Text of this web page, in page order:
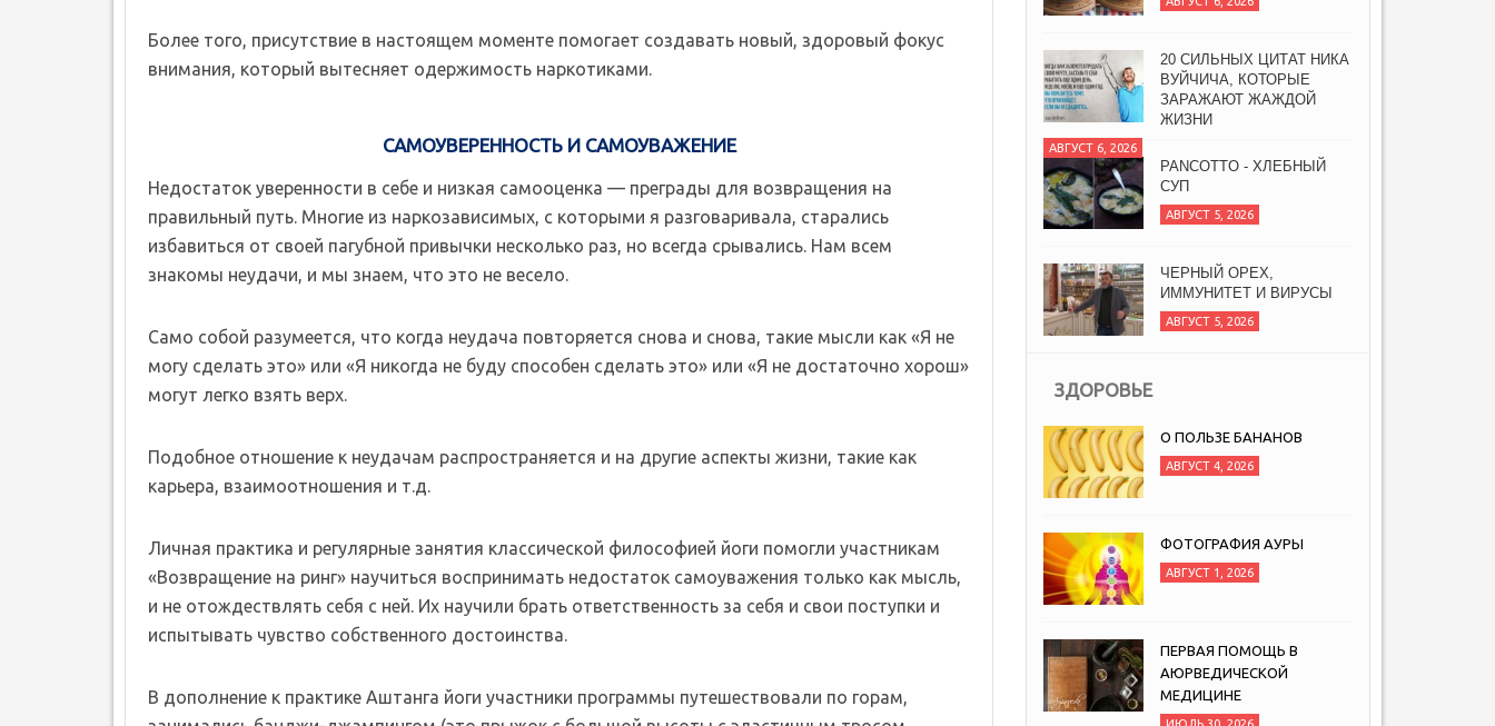
Более того, присутствие в настоящем моменте помогает создавать новый, здоровый фокус
внимания, который вытесняет одержимость наркотиками.
САМОУВЕРЕННОСТЬ И САМОУВАЖЕНИЕ
Недостаток уверенности в себе и низкая самооценка — преграды для возвращения на
правильный путь. Многие из наркозависимых, с которыми я разговаривала, старались
избавиться от своей пагубной привычки несколько раз, но всегда срывались. Нам всем
знакомы неудачи, и мы знаем, что это не весело.
Само собой разумеется, что когда неудача повторяется снова и снова, такие мысли как «Я не
могу сделать это» или «Я никогда не буду способен сделать это» или «Я не достаточно хорош»
могут легко взять верх.
Подобное отношение к неудачам распространяется и на другие аспекты жизни, такие как
карьера, взаимоотношения и т.д.
Личная практика и регулярные занятия классической философией йоги помогли участникам
«Возвращение на ринг» научиться воспринимать недостаток самоуважения только как мысль,
и не отождествлять себя с ней. Их научили брать ответственность за себя и свои поступки и
испытывать чувство собственного достоинства.
В дополнение к практике Аштанга йоги участники программы путешествовали по горам,
20 СИЛЬНЫХ ЦИТАТ НИКА
ВУЙЧИЧА, КОТОРЫЕ
ЗАРАЖАЮТ ЖАЖДОЙ
ЖИЗНИ
АВГУСТ 6, 2026
PANCOTTO - ХЛЕБНЫЙ
СУП
АВГУСТ 5, 2026
ЧЕРНЫЙ ОРЕХ,
ИММУНИТЕТ И ВИРУСЫ
АВГУСТ 5, 2026
ЗДОРОВЬЕ
О ПОЛЬЗЕ БАНАНОВ
АВГУСТ 4, 2026
ФОТОГРАФИЯ АУРЫ
АВГУСТ 1, 2026
ПЕРВАЯ ПОМОЩЬ В
АЮРВЕДИЧЕСКОЙ
МЕДИЦИНЕ